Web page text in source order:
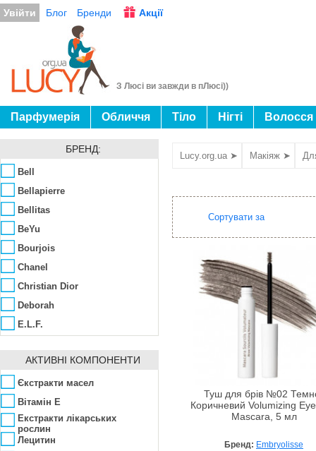
Увійти Блог Бренди Акції
З Люсі ви завжди в пЛюсі))
Парфумерія Обличчя Тіло Нігті Волосся
БРЕНД:
Bell
Bellapierre
Bellitas
BeYu
Bourjois
Chanel
Christian Dior
Deborah
E.L.F.
Etude House
Helena Rubinstein
Holika Holika
Innisfree
ISEHAN
АКТИВНІ КОМПОНЕНТИ
Єкстракти масел
Вітамін Е
Екстракти лікарських
рослин
Лецитин
Lucy.org.ua ➤ Макіяж ➤
Сортувати за
Туш для брів №02
Коричневий Volumizing
Mascara, 5 мл
Бренд: Embryolisse